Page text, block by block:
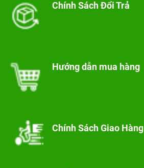
Chính Sách Đổi Trả
Hướng dẫn mua hàng
Chính Sách Giao Hàng